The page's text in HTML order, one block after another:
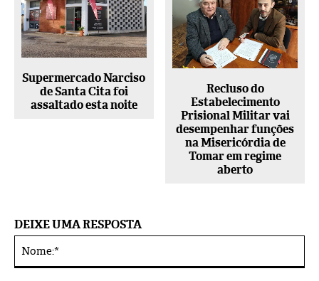
Supermercado Narciso
de Santa Cita foi
assaltado esta noite
Recluso do
Estabelecimento
Prisional Militar vai
desempenhar funções
na Misericórdia de
Tomar em regime
aberto
DEIXE UMA RESPOSTA